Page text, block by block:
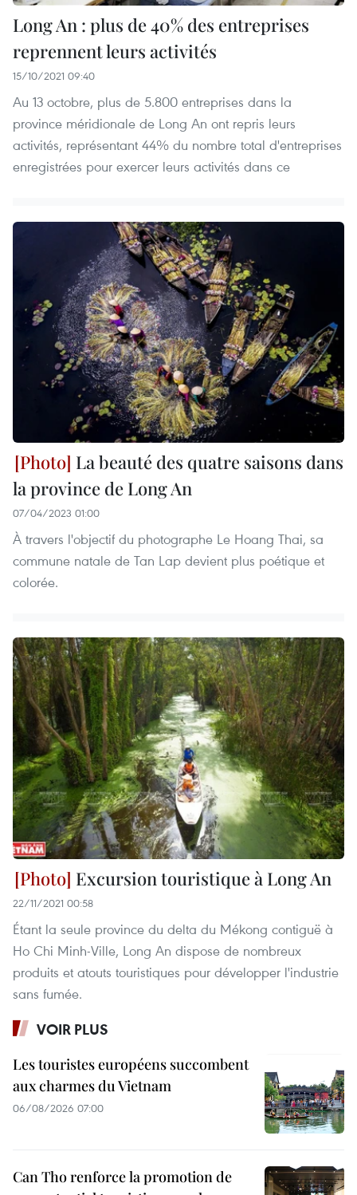
Long An : plus de 40% des entreprises
reprennent leurs activités
15/10/2021 09:40
Au 13 octobre, plus de 5.800 entreprises dans la
province méridionale de Long An ont repris leurs
activités, représentant 44% du nombre total d'entreprises
enregistrées pour exercer leurs activités dans ce
La beauté des quatre saisons dans
la province de Long An
07/04/2023 01:00
À travers l'objectif du photographe Le Hoang Thai, sa
commune natale de Tan Lap devient plus poétique et
colorée.
Excursion touristique à Long An
22/11/2021 00:58
Étant la seule province du delta du Mékong contiguë à
Ho Chi Minh-Ville, Long An dispose de nombreux
produits et atouts touristiques pour développer l'industrie
sans fumée.
VOIR PLUS
Les touristes européens succombent
aux charmes du Vietnam
06/08/2026 07:00
Can Tho renforce la promotion de